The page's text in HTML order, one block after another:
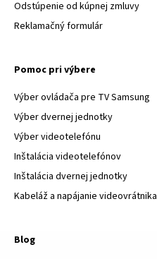
Odstúpenie od kúpnej zmluvy
Reklamačný formulár
Pomoc pri výbere
Výber ovládača pre TV Samsung
Výber dvernej jednotky
Výber videotelefónu
Inštalácia videotelefónov
Inštalácia dvernej jednotky
Kabeláž a napájanie videovrátnika
Blog